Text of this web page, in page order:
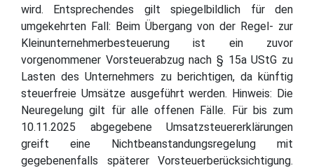
wird. Entsprechendes gilt spiegelbildlich für den
umgekehrten Fall: Beim Übergang von der Regel- zur
Kleinunternehmerbesteuerung ist ein zuvor
vorgenommener Vorsteuerabzug nach § 15a UStG zu
Lasten des Unternehmers zu berichtigen, da künftig
steuerfreie Umsätze ausgeführt werden. Hinweis: Die
Neuregelung gilt für alle offenen Fälle. Für bis zum
10.11.2025 abgegebene Umsatzsteuererklärungen
greift eine Nichtbeanstandungsregelung mit
gegebenenfalls späterer Vorsteuerberücksichtigung.